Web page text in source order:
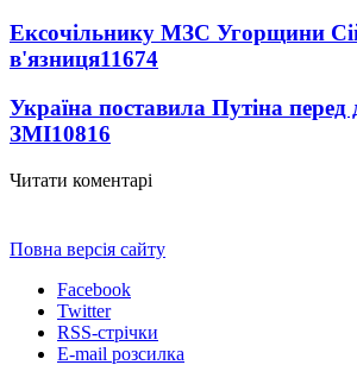
Ексочільнику МЗС Угорщини
в'язниця11674
Україна поставила Путіна
ЗМІ10816
Читати коментарі
Повна версія сайту
Facebook
Twitter
RSS-стрічки
E-mail розсилка